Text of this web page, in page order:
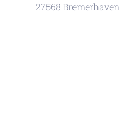
27568 Bremerhaven